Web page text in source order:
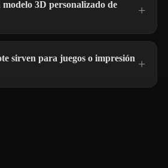
3D personalizado de
sirven para juegos o impresión